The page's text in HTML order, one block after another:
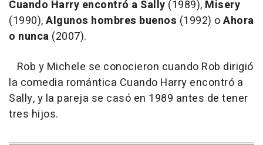
Cuando Harry encontró a Sally (1989), Misery
(1990),Algunos hombres buenos (1992) oAhora
o nunca (2007).
Rob y Michele se conocieron cuando Rob dirigió
la comedia romántica Cuando Harry encontró a
Sally, y la pareja se casó en 1989 antes de tener
tres hijos.